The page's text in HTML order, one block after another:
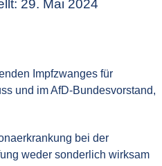
29. Mai 2024
Impfzwanges für
und im AfD-Bundesvorstand,
bei der
weder sonderlich wirksam